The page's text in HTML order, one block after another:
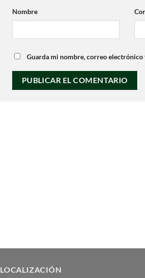
Nombre
Guarda mi nombre, correo electrónico
LOCALIZACIÓN